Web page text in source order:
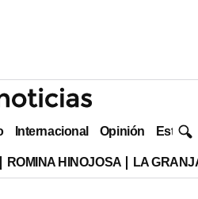
Internacional Opinión Estilo
ROMINA HINOJOSA LA